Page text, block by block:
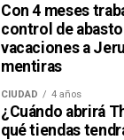
Con 4 meses
control de abasto
vacaciones a
mentiras
CIUDAD 4 años
¿Cuándo abrirá
qué tiendas